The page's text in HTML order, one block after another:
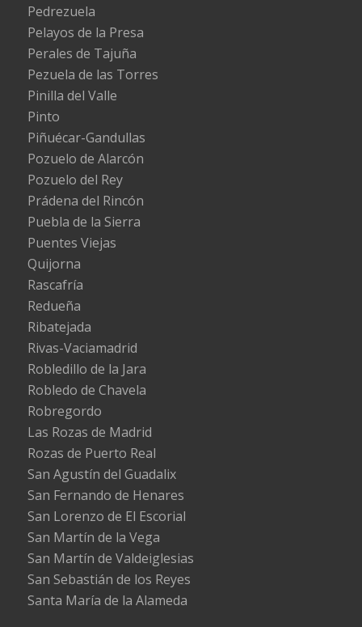
Pedrezuela
Pelayos de la Presa
Perales de Tajuña
Pezuela de las Torres
Pinilla del Valle
Pinto
Piñuécar-Gandullas
Pozuelo de Alarcón
Pozuelo del Rey
Prádena del Rincón
Puebla de la Sierra
Puentes Viejas
Quijorna
Rascafría
Redueña
Ribatejada
Rivas-Vaciamadrid
Robledillo de la Jara
Robledo de Chavela
Robregordo
Las Rozas de Madrid
Rozas de Puerto Real
San Agustín del Guadalix
San Fernando de Henares
San Lorenzo de El Escorial
San Martín de la Vega
San Martín de Valdeiglesias
San Sebastián de los Reyes
Santa María de la Alameda